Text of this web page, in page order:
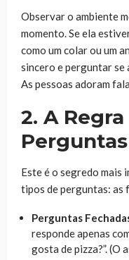
Observar o ambiente
momento. Se ela
como um colar ou um
sincero e perguntar se
As pessoas adoram
2. A
Este é o segredo mais
tipos de perguntas: as
Perguntas
responde apenas
gosta de pizza?”. (O